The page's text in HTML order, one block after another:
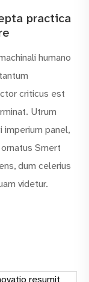
practica
humano
criticus est
Utrum
imperium panel,
Smert
dum celerius
videtur.